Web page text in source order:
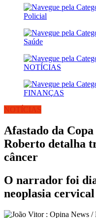
Policial
Saúde
NOTÍCIAS
FINANÇAS
NOTÍCIAS
Afastado da
Roberto detalha
câncer
O narrador foi
neoplasia